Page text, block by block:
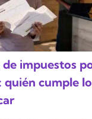
de impuestos
quién cumple